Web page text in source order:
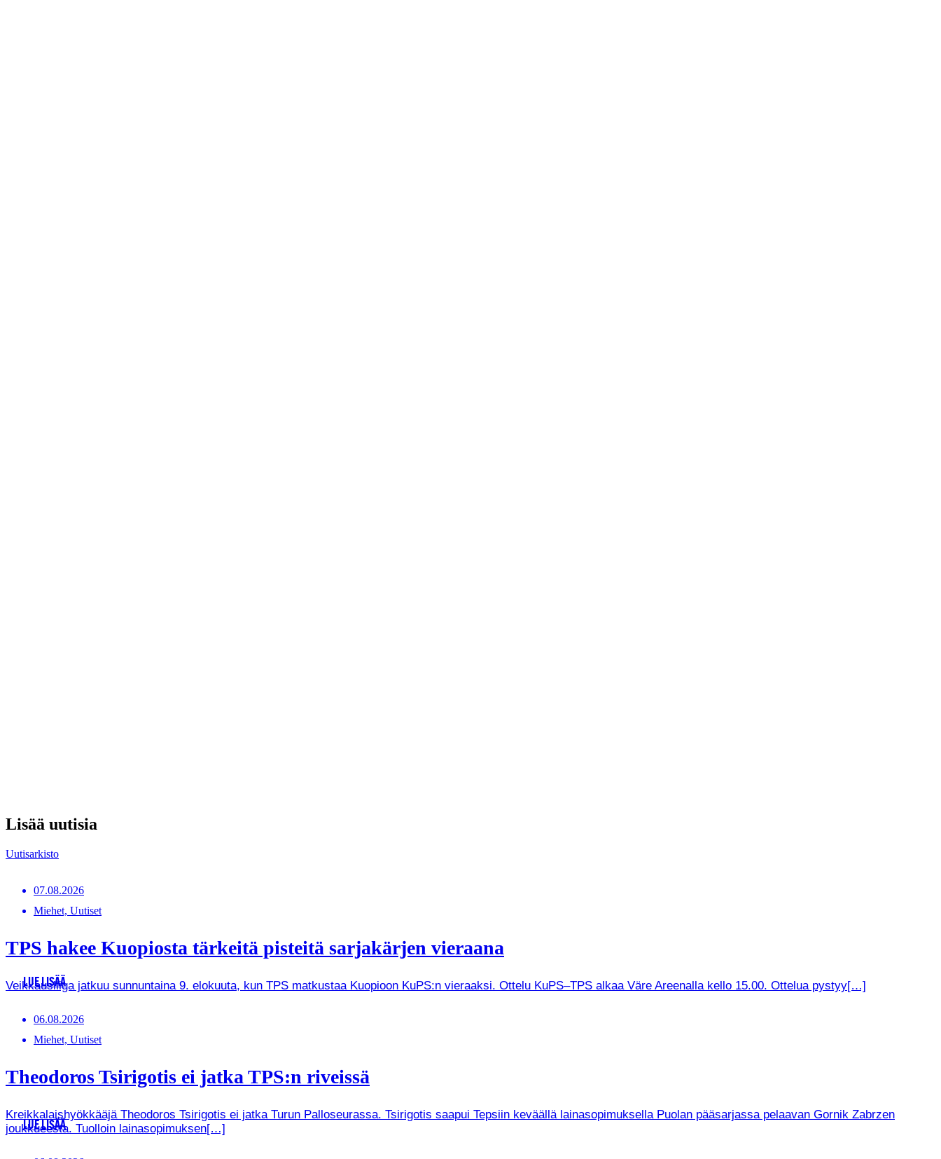
Lisää uutisia
Uutisarkisto
07.08.2026
Miehet, Uutiset
TPS hakee Kuopiosta tärkeitä pisteitä sarjakärjen vieraana
Veikkausliiga jatkuu sunnuntaina 9. elokuuta, kun TPS matkustaa Kuopioon KuPS:n vieraaksi. Ottelu KuPS–TPS alkaa Väre Areenalla kello 15.00. Ottelua pystyy[…]
LUE LISÄÄ
06.08.2026
Miehet, Uutiset
Theodoros Tsirigotis ei jatka TPS:n riveissä
Kreikkalaishyökkääjä Theodoros Tsirigotis ei jatka Turun Palloseurassa. Tsirigotis saapui Tepsiin keväällä lainasopimuksella Puolan pääsarjassa pelaavan Gornik Zabrzen
joukkueesta. Tuolloin lainasopimuksen[…]
LUE LISÄÄ